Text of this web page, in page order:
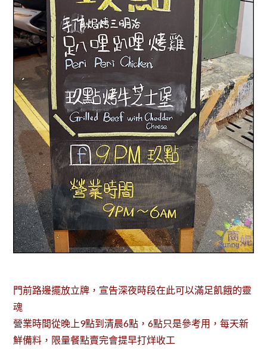
門前路邊擺放立牌，宣告深夜時段在此可以滿足飢餓的靈
魂
營業時間從晚上9點到清晨6點，6點只是參考用，每天新
鮮備料，限量餐點賣完會提早打烊收工